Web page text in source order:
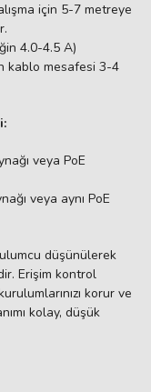
için 5-7 metreye
4.0-4.5 A)
kablo mesafesi 3-4
veya PoE
veya aynı PoE
düşünülerek
Erişim kontrol
korur ve
kolay, düşük